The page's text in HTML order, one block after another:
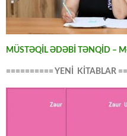
MÜSTƏQİL ƏDƏBİ TƏNQİD –
========== YENİ KİTABLAR